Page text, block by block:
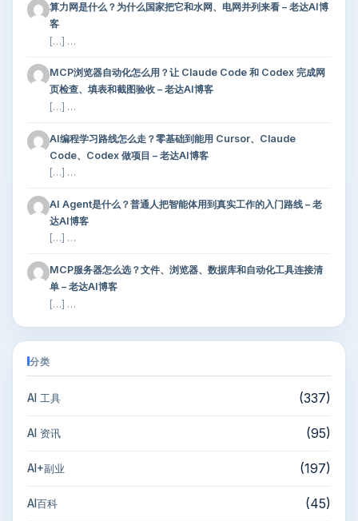
算力网是什么？为什么国家把它和水网、电网并列来看 – 老达AI博
客
[…] …
MCP浏览器自动化怎么用？让 Claude Code 和 Codex 完成网
页检查、填表和截图验收 – 老达AI博客
[…] …
AI编程学习路线怎么走？零基础到能用 Cursor、Claude
Code、Codex 做项目 – 老达AI博客
[…] …
AI Agent是什么？普通人把智能体用到真实工作的入门路线 – 老
达AI博客
[…] …
MCP服务器怎么选？文件、浏览器、数据库和自动化工具连接清
单 – 老达AI博客
[…] …
分类
AI 工具 (337)
AI 资讯 (95)
AI+副业 (197)
AI百科 (45)